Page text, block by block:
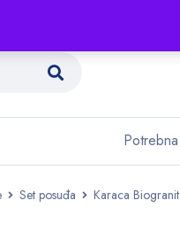
Set posuđa Karaca